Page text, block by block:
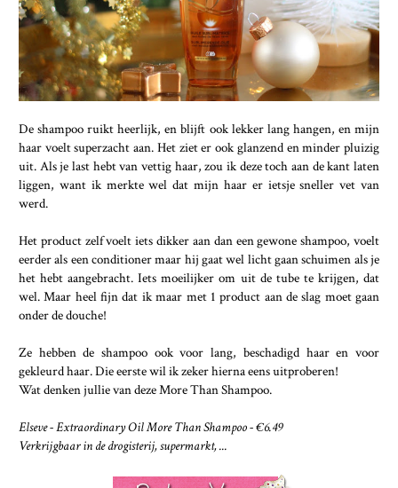
De shampoo ruikt heerlijk, en blijft ook lekker lang hangen, en mijn
haar voelt superzacht aan. Het ziet er ook glanzend en minder pluizig
uit. Als je last hebt van vettig haar, zou ik deze toch aan de kant laten
liggen, want ik merkte wel dat mijn haar er ietsje sneller vet van
werd.
Het product zelf voelt iets dikker aan dan een gewone shampoo, voelt
eerder als een conditioner maar hij gaat wel licht gaan schuimen als je
het hebt aangebracht. Iets moeilijker om uit de tube te krijgen, dat
wel. Maar heel fijn dat ik maar met 1 product aan de slag moet gaan
onder de douche!
Ze hebben de shampoo ook voor lang, beschadigd haar en voor
gekleurd haar. Die eerste wil ik zeker hierna eens uitproberen!
Wat denken jullie van deze More Than Shampoo.
Elseve - Extraordinary Oil More Than Shampoo - €6.49
Verkrijgbaar in de drogisterij, supermarkt, ...